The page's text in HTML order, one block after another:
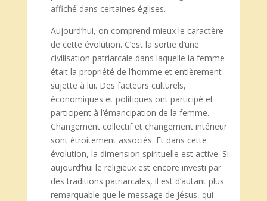
affiché dans certaines églises.
Aujourd’hui, on comprend mieux le caractère
de cette évolution. C’est la sortie d’une
civilisation patriarcale dans laquelle la femme
était la propriété de l’homme et entièrement
sujette à lui. Des facteurs culturels,
économiques et politiques ont participé et
participent à l’émancipation de la femme.
Changement collectif et changement intérieur
sont étroitement associés. Et dans cette
évolution, la dimension spirituelle est active. Si
aujourd’hui le religieux est encore investi par
des traditions patriarcales, il est d’autant plus
remarquable que le message de Jésus, qui